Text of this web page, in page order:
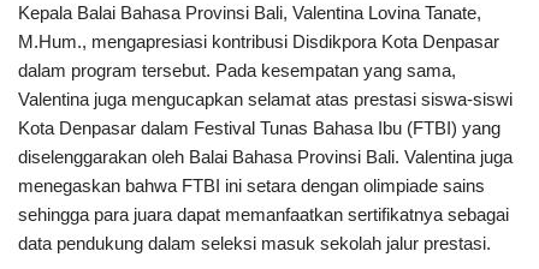
Kepala Balai Bahasa Provinsi Bali, Valentina Lovina Tanate,
M.Hum., mengapresiasi kontribusi Disdikpora Kota Denpasar
dalam program tersebut. Pada kesempatan yang sama,
Valentina juga mengucapkan selamat atas prestasi siswa-siswi
Kota Denpasar dalam Festival Tunas Bahasa Ibu (FTBI) yang
diselenggarakan oleh Balai Bahasa Provinsi Bali. Valentina juga
menegaskan bahwa FTBI ini setara dengan olimpiade sains
sehingga para juara dapat memanfaatkan sertifikatnya sebagai
data pendukung dalam seleksi masuk sekolah jalur prestasi.